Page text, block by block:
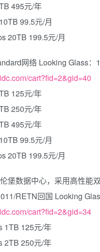
495元/年
99.5元/月
20TB 199.5元/月
网络 Looking Glass：
cart?fid=2&gid=40
125元/年
250元/年
495元/年
99.5元/月
20TB 199.5元/月
堡数据中心，采用高性
RETN回国 Looking
cart?fid=2&gid=34
1TB 125元/年
2TB 250元/年